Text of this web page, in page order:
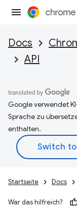
Docs
API
Google verwendet
Sprache zu
enthalten.
Startseite Docs
War das hilfreich?